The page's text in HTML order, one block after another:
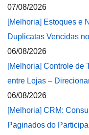
07/08/2026
[Melhoria] Estoques e
Duplicatas Vencidas
06/08/2026
[Melhoria] Controle de
entre Lojas –
06/08/2026
[Melhoria] CRM:
Paginados do